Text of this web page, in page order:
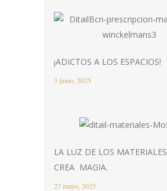
¡ADICTOS A LOS ESPACIOS!
3 junio, 2025
LA LUZ DE LOS MATERIALES
CREA MAGIA.
27 mayo, 2025